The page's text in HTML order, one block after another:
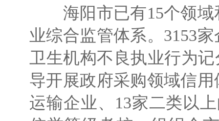
海阳市已有15个领域
业综合监管体系。3153
卫生机构不良执业行为
导开展政府采购领域信
运输企业、13家二类以